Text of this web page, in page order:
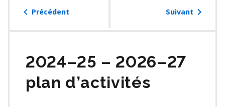
table
Précédent Suivant
2024–25 – 2026–27
plan d’activités